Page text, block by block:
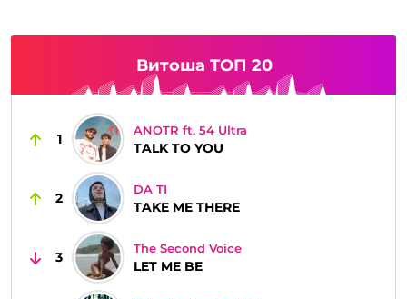
Витоша ТОП 20
1
ANOTR ft. 54 Ultra
TALK TO YOU
2
DA TI
TAKE ME THERE
3
The Second Voice
LET ME BE